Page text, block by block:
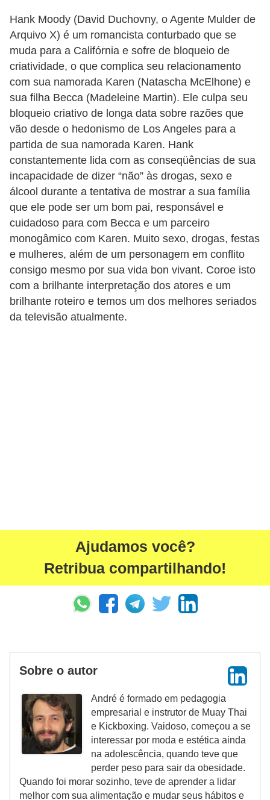
Hank Moody (David Duchovny, o Agente Mulder de
Arquivo X) é um romancista conturbado que se
muda para a Califórnia e sofre de bloqueio de
criatividade, o que complica seu relacionamento
com sua namorada Karen (Natascha McElhone) e
sua filha Becca (Madeleine Martin). Ele culpa seu
bloqueio criativo de longa data sobre razões que
vão desde o hedonismo de Los Angeles para a
partida de sua namorada Karen. Hank
constantemente lida com as conseqüências de sua
incapacidade de dizer “não” às drogas, sexo e
álcool durante a tentativa de mostrar a sua família
que ele pode ser um bom pai, responsável e
cuidadoso para com Becca e um parceiro
monogâmico com Karen. Muito sexo, drogas, festas
e mulheres, além de um personagem em conflito
consigo mesmo por sua vida bon vivant. Coroe isto
com a brilhante interpretação dos atores e um
brilhante roteiro e temos um dos melhores seriados
da televisão atualmente.
Ajudamos você?
Retribua compartilhando!
Sobre o autor
André é formado em pedagogia
empresarial e instrutor de Muay Thai
e Kickboxing. Vaidoso, começou a se
interessar por moda e estética ainda
na adolescência, quando teve que
perder peso para sair da obesidade.
Quando foi morar sozinho, teve de aprender a lidar
melhor com sua alimentação e mudar seus hábitos e